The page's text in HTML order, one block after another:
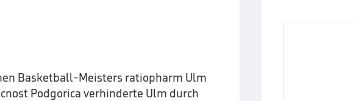
Basketball-Meisters ratiopharm Ulm
Podgorica verhinderte Ulm durch